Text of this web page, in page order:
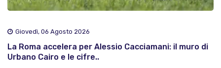
Giovedì, 06 Agosto 2026
La Roma accelera per Alessio Cacciamani: il muro di
Urbano Cairo e le cifre..